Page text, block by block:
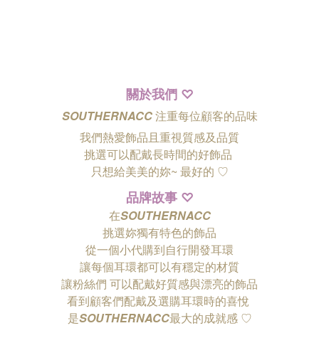
關於我們 ♡
SOUTHERNACC注重每位顧客的品味
我們熱愛飾品且重視質感及品質
挑選可以配戴長時間的好飾品
只想給美美的妳~ 最好的 ♡
品牌故事 ♡
在SOUTHERNACC
挑選妳獨有特色的飾品
從一個小代購到自行開發耳環
讓每個耳環都可以有穩定的材質
讓粉絲們 可以配戴好質感與漂亮的飾品
看到顧客們配戴及選購耳環時的喜悅
是SOUTHERNACC最大的成就感 ♡